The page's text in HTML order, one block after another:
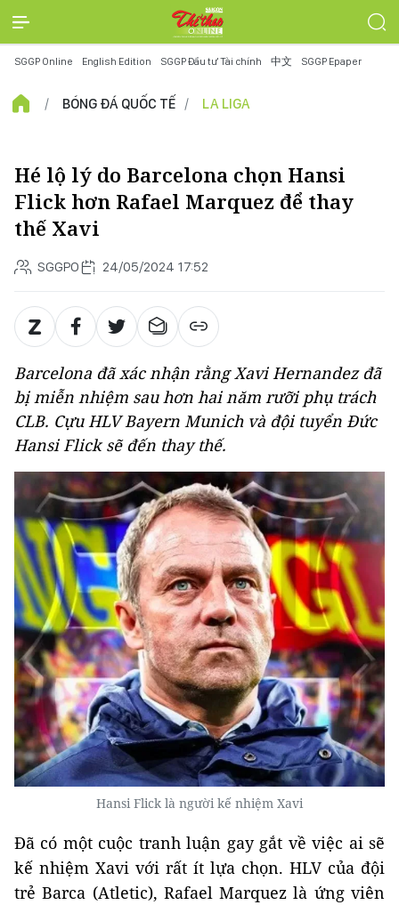
SGGP Online English Edition SGGP Đầu tư Tài chính 中文 SGGP Epaper
BÓNG ĐÁ QUỐC TẾ LA LIGA
Hé lộ lý do Barcelona chọn Hansi
Flick hơn Rafael Marquez để thay
thế Xavi
SGGPO 24/05/2024 17:52
Barcelona đã xác nhận rằng Xavi Hernandez đã
bị miễn nhiệm sau hơn hai năm rưỡi phụ trách
CLB. Cựu HLV Bayern Munich và đội tuyển Đức
Hansi Flick sẽ đến thay thế.
Hansi Flick là người kế nhiệm Xavi
Đã có một cuộc tranh luận gay gắt về việc ai sẽ
kế nhiệm Xavi với rất ít lựa chọn. HLV của đội
trẻ Barca (Atletic), Rafael Marquez là ứng viên